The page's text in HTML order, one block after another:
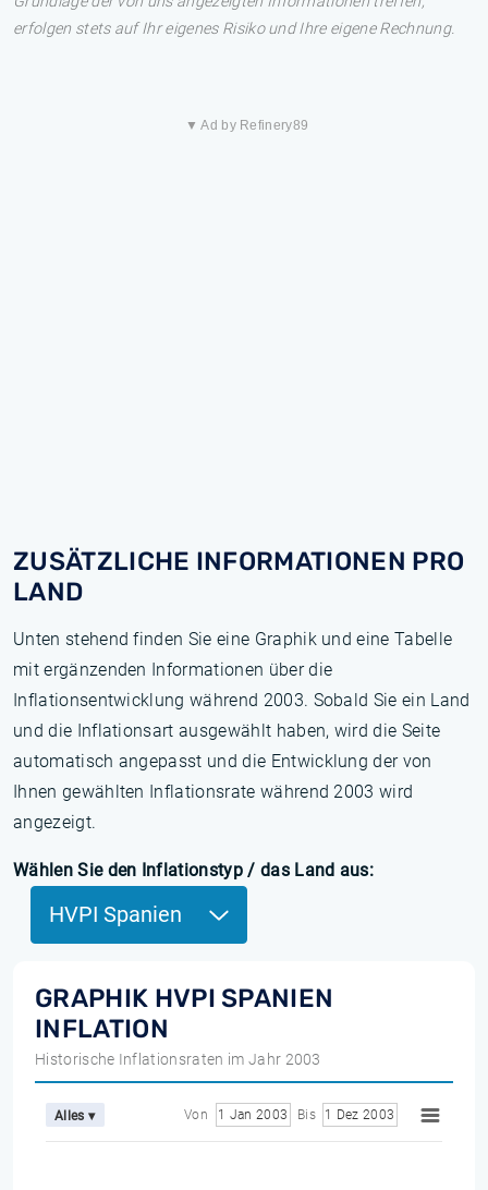
erfolgen stets auf Ihr eigenes Risiko und Ihre eigene Rechnung.
▼ Ad by Refinery89
ZUSÄTZLICHE INFORMATIONEN PRO
LAND
Unten stehend finden Sie eine Graphik und eine Tabelle
mit ergänzenden Informationen über die
Inflationsentwicklung während 2003. Sobald Sie ein Land
und die Inflationsart ausgewählt haben, wird die Seite
automatisch angepasst und die Entwicklung der von
Ihnen gewählten Inflationsrate während 2003 wird
angezeigt.
Wählen Sie den Inflationstyp / das Land aus:
HVPI Spanien
GRAPHIK HVPI SPANIEN
INFLATION
Historische Inflationsraten im Jahr 2003
Alles ▾ Von 1 Jan 2003 Bis 1 Dez 2003